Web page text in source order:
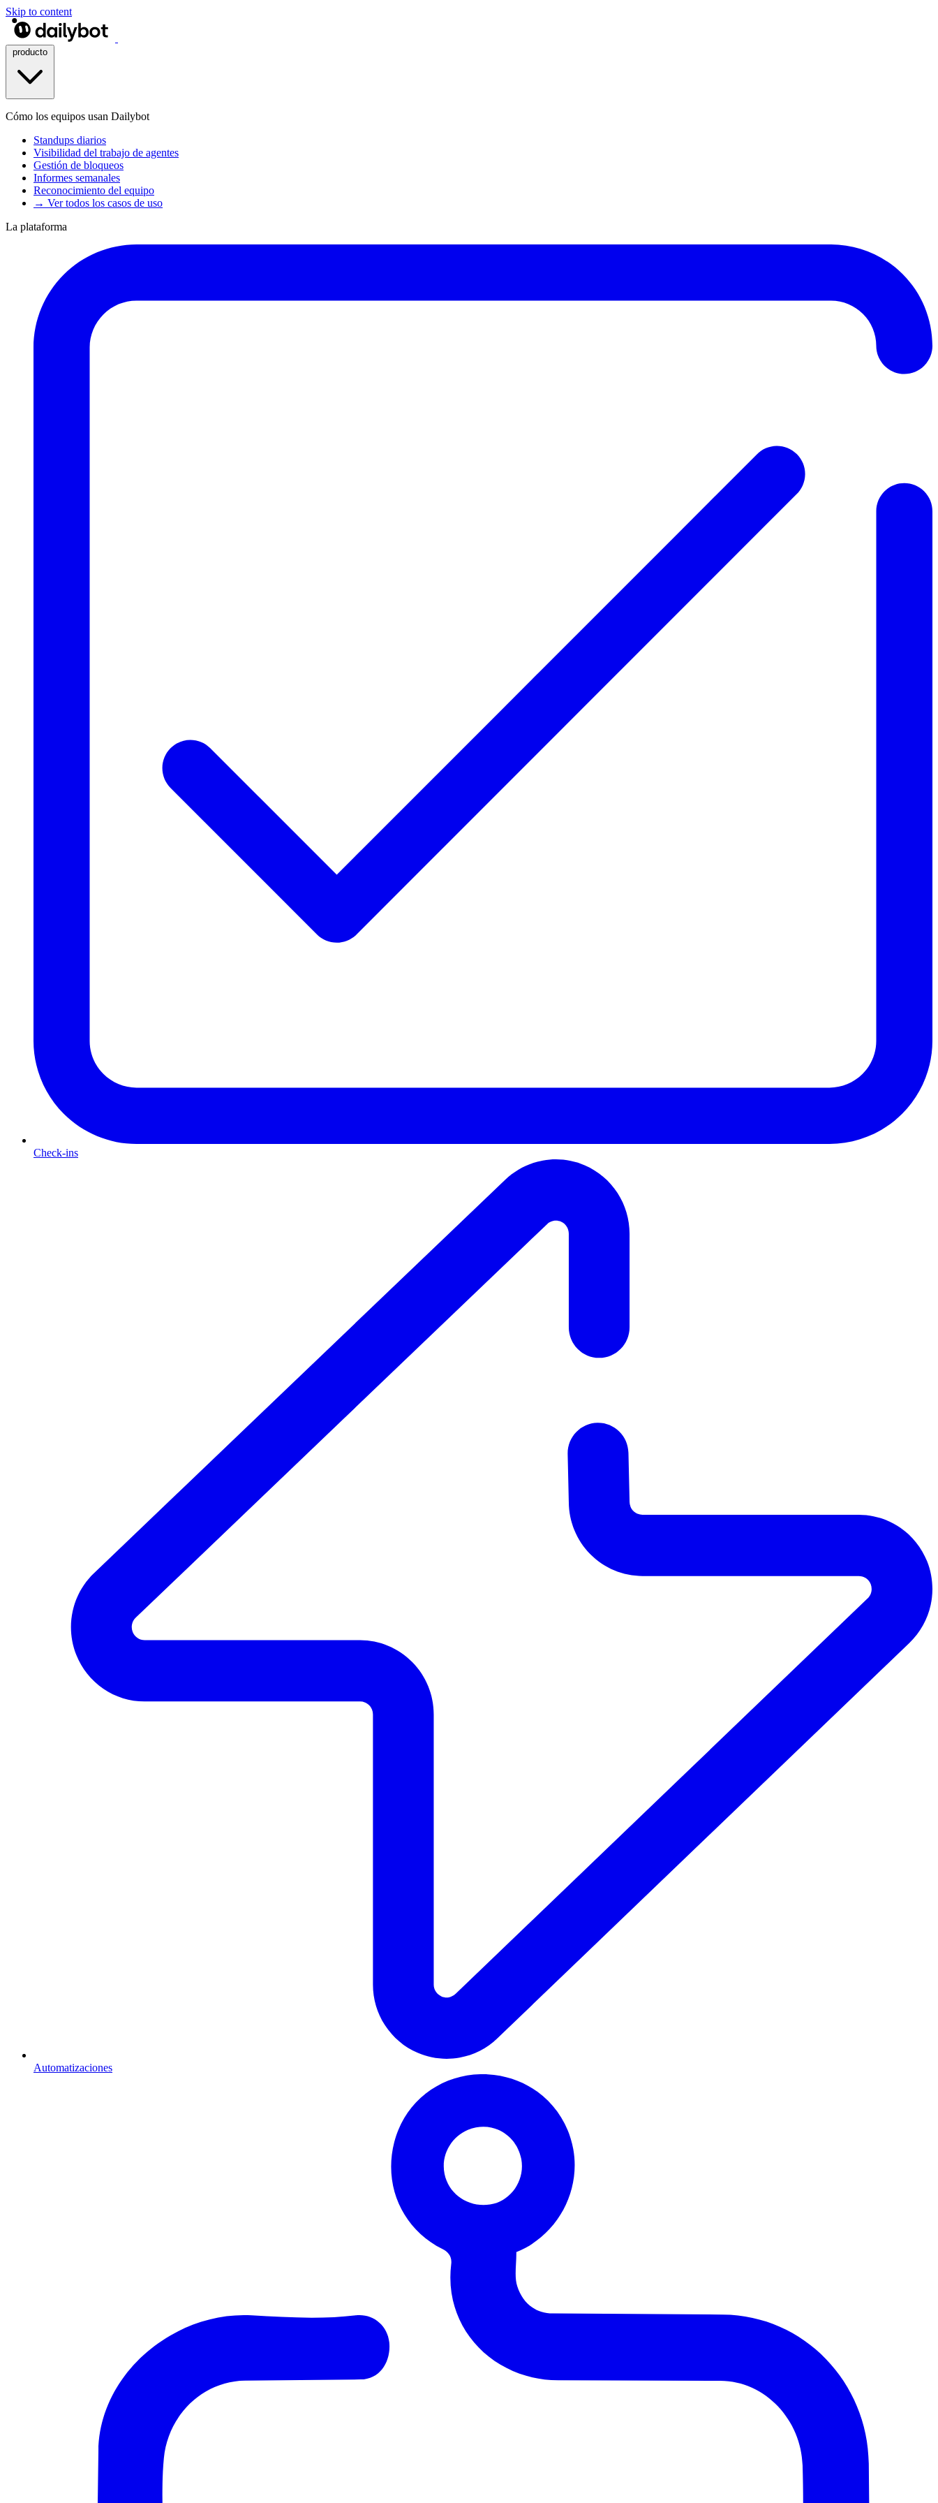
Skip to content
Cómo los equipos usan Dailybot
Standups diarios
Visibilidad del trabajo de agentes
Gestión de bloqueos
Informes semanales
Reconocimiento del equipo
→ Ver todos los casos de uso
La plataforma
Check-ins
Automatizaciones